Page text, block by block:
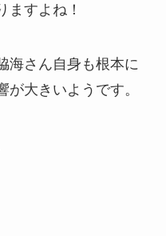
ますよね！
海さん自身も根本に
大きいようです。